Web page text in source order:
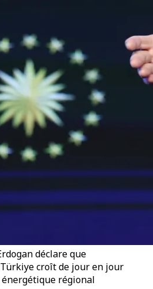
déclare que
croît de jour en jour
régional